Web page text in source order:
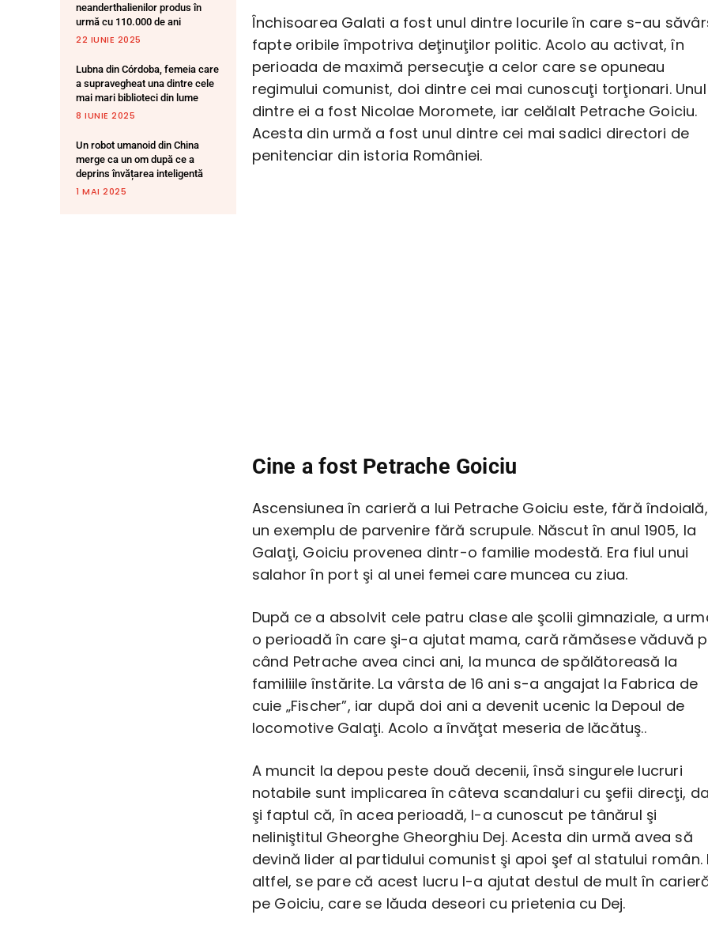
neanderthalienilor produs în
urmă cu 110.000 de ani
22 IUNIE 2025
Lubna din Córdoba, femeia care
a supravegheat una dintre cele
mai mari biblioteci din lume
8 IUNIE 2025
Un robot umanoid din China
merge ca un om după ce a
deprins învățarea inteligentă
1 MAI 2025
Închisoarea Galati a fost unul dintre locurile în care s-au
fapte oribile împotriva deţinuţilor politic. Acolo au activat, în
perioada de maximă persecuţie a celor care se opuneau
regimului comunist, doi dintre cei mai cunoscuţi torţionari. Unul
dintre ei a fost Nicolae Moromete, iar celălalt Petrache Goiciu.
Acesta din urmă a fost unul dintre cei mai sadici directori de
penitenciar din istoria României.
Cine a fost Petrache Goiciu
Ascensiunea în carieră a lui Petrache Goiciu este, fără îndoială,
un exemplu de parvenire fără scrupule. Născut în anul 1905, la
Galaţi, Goiciu provenea dintr-o familie modestă. Era fiul unui
salahor în port şi al unei femei care muncea cu ziua.
După ce a absolvit cele patru clase ale şcolii gimnaziale, a
o perioadă în care şi-a ajutat mama, cară rămăsese văduvă
când Petrache avea cinci ani, la munca de spălătoreasă la
familiile înstărite. La vârsta de 16 ani s-a angajat la Fabrica de
cuie „Fischer”, iar după doi ani a devenit ucenic la Depoul de
locomotive Galaţi. Acolo a învăţat meseria de lăcătuş..
A muncit la depou peste două decenii, însă singurele lucruri
notabile sunt implicarea în câteva scandaluri cu şefii direcţi,
şi faptul că, în acea perioadă, l-a cunoscut pe tânărul şi
neliniştitul Gheorghe Gheorghiu Dej. Acesta din urmă avea să
devină lider al partidului comunist şi apoi şef al statului român.
altfel, se pare că acest lucru l-a ajutat destul de mult în
pe Goiciu, care se lăuda deseori cu prietenia cu Dej.